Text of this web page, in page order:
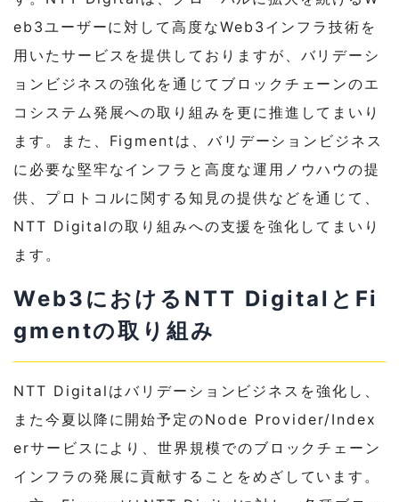
eb3ユーザーに対して高度なWeb3インフラ技術を
用いたサービスを提供しておりますが、バリデーシ
ョンビジネスの強化を通じてブロックチェーンのエ
コシステム発展への取り組みを更に推進してまいり
ます。また、Figmentは、バリデーションビジネス
に必要な堅牢なインフラと高度な運用ノウハウの提
供、プロトコルに関する知見の提供などを通じて、
NTT Digitalの取り組みへの支援を強化してまいり
ます。
Web3におけるNTT DigitalとFi
gmentの取り組み
NTT Digitalはバリデーションビジネスを強化し、
また今夏以降に開始予定のNode Provider/Index
erサービスにより、世界規模でのブロックチェーン
インフラの発展に貢献することをめざしています。